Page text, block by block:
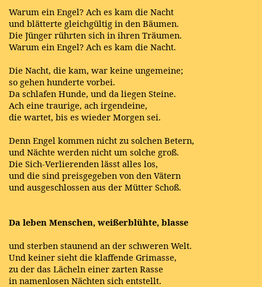
Warum ein Engel? Ach es kam die Nacht
und blätterte gleichgültig in den Bäumen.
Die Jünger rührten sich in ihren Träumen.
Warum ein Engel? Ach es kam die Nacht.
Die Nacht, die kam, war keine ungemeine;
so gehen hunderte vorbei.
Da schlafen Hunde, und da liegen Steine.
Ach eine traurige, ach irgendeine,
die wartet, bis es wieder Morgen sei.
Denn Engel kommen nicht zu solchen Betern,
und Nächte werden nicht um solche groß.
Die Sich-Verlierenden lässt alles los,
und die sind preisgegeben von den Vätern
und ausgeschlossen aus der Mütter Schoß.
Da leben Menschen, weißerblühte, blasse
und sterben staunend an der schweren Welt.
Und keiner sieht die klaffende Grimasse,
zu der das Lächeln einer zarten Rasse
in namenlosen Nächten sich entstellt.